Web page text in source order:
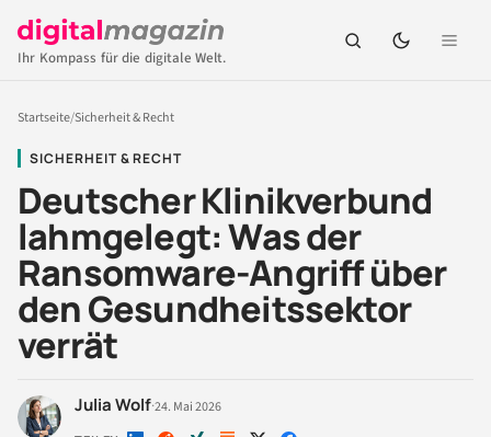
Ihr Kompass für die digitale Welt.
Startseite/Sicherheit & Recht
SICHERHEIT & RECHT
Deutscher Klinikverbund
lahmgelegt: Was der
Ransomware-Angriff über
den Gesundheitssektor
verrät
Julia Wolf·24. Mai 2026